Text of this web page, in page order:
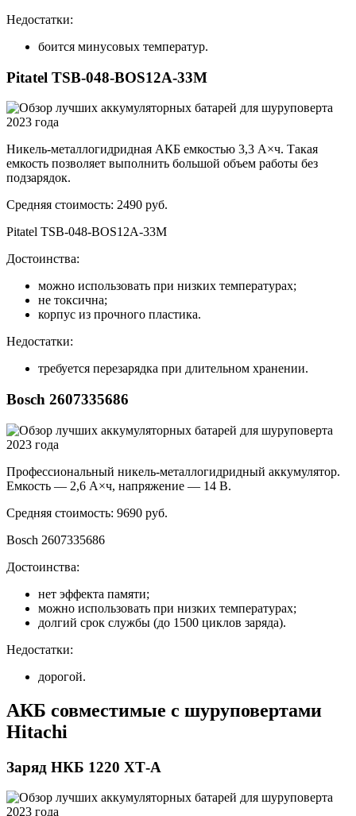
Недостатки:
боится минусовых температур.
Pitatel TSB-048-BOS12A-33M
Никель-металлогидридная АКБ емкостью 3,3 А×ч. Такая
емкость позволяет выполнить большой объем работы без
подзарядок.
Средняя стоимость: 2490 руб.
Pitatel TSB-048-BOS12A-33M
Достоинства:
можно использовать при низких температурах;
не токсична;
корпус из прочного пластика.
Недостатки:
требуется перезарядка при длительном хранении.
Bosch 2607335686
Профессиональный никель-металлогидридный аккумулятор.
Емкость — 2,6 А×ч, напряжение — 14 В.
Средняя стоимость: 9690 руб.
Bosch 2607335686
Достоинства:
нет эффекта памяти;
можно использовать при низких температурах;
долгий срок службы (до 1500 циклов заряда).
Недостатки:
дорогой.
АКБ совместимые с шуруповертами
Hitachi
Заряд НКБ 1220 ХТ-А